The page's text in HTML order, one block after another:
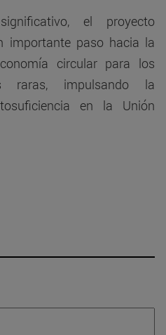
el proyecto
importante paso hacia la
circular para los
raras, impulsando la
en la Unión